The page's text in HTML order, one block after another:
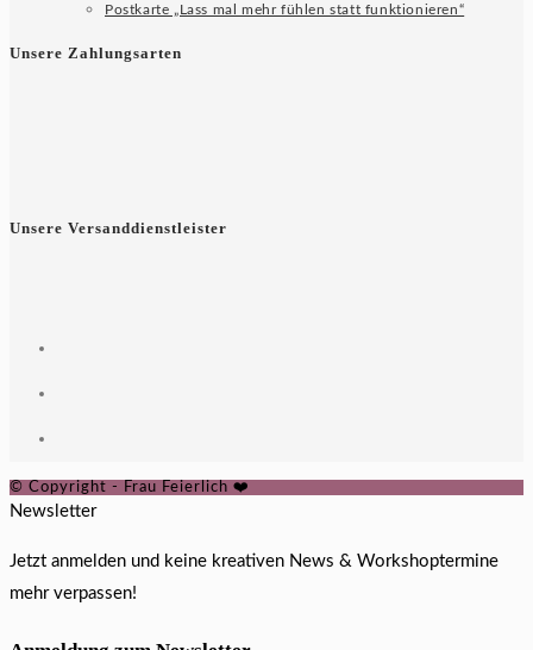
Postkarte „Lass mal mehr fühlen statt funktionieren“
Unsere Zahlungsarten
Unsere Versanddienstleister
© Copyright - Frau Feierlich ❤️
Newsletter
Jetzt anmelden und keine kreativen News & Workshoptermine
mehr verpassen!